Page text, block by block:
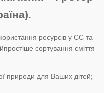
ресурсів у ЄС та
сортування сміття
природи для Ваших дітей;